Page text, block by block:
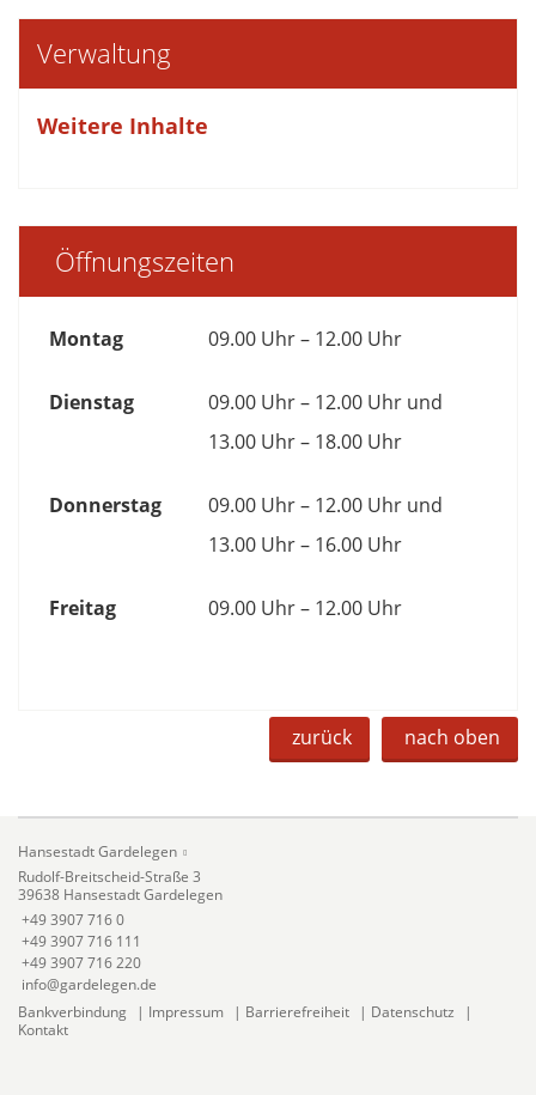
Verwaltung
Weitere Inhalte
Öffnungszeiten
Montag 09.00 Uhr – 12.00 Uhr
Dienstag
09.00 Uhr – 12.00 Uhr und
13.00 Uhr – 18.00 Uhr
Donnerstag
09.00 Uhr – 12.00 Uhr und
13.00 Uhr – 16.00 Uhr
Freitag 09.00 Uhr – 12.00 Uhr
zurück nach oben
Hansestadt Gardelegen
Rudolf-Breitscheid-Straße 3
39638 Hansestadt Gardelegen
+49 3907 716 0
+49 3907 716 111
+49 3907 716 220
info@gardelegen.de
Bankverbindung
| Impressum | Barrierefreiheit | Datenschutz
|
Kontakt